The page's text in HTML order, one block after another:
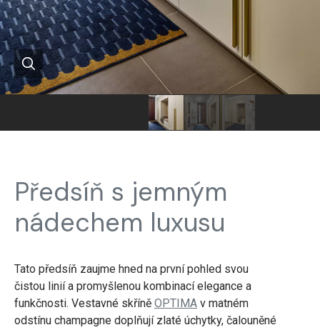
Předsíň s jemným
nádechem luxusu
Tato předsíň zaujme hned na první pohled svou
čistou linií a promyšlenou kombinací elegance a
funkčnosti. Vestavné skříně OPTIMA v matném
odstínu champagne doplňují zlaté úchytky, čalouněné